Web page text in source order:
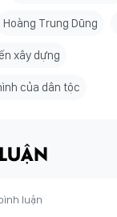
Hoàng Trung Dũng
xây dựng
của dân tộc